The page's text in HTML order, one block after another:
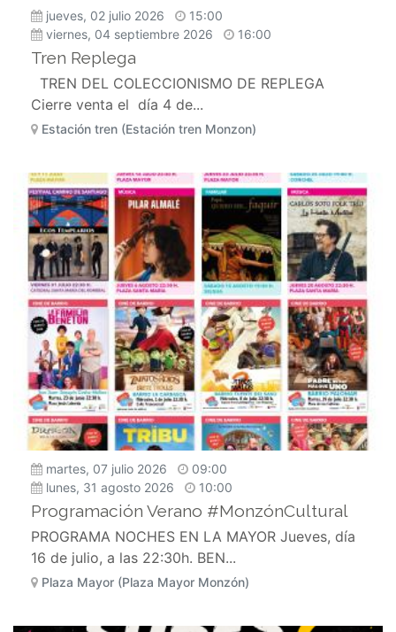
jueves, 02 julio 2026
15:00
viernes, 04 septiembre 2026
16:00
Tren Replega
TREN DEL COLECCIONISMO DE REPLEGA
Cierre venta el día 4 de...
Estación tren (Estación tren Monzon)
martes, 07 julio 2026
09:00
lunes, 31 agosto 2026
10:00
Programación Verano #MonzónCultural
PROGRAMA NOCHES EN LA MAYOR Jueves, día
16 de julio, a las 22:30h. BEN...
Plaza Mayor (Plaza Mayor Monzón)